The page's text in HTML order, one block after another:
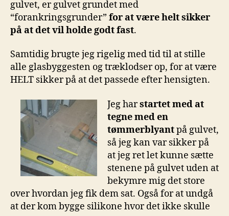
gulvet, er gulvet grundet med
“forankringsgrunder” for at være helt sikker
på at det vil holde godt fast.
Samtidig brugte jeg rigelig med tid til at stille
alle glasbyggesten og træklodser op, for at være
HELT sikker på at det passede efter hensigten.
Jeg harstartet med at
tegne med en
tømmerblyantpå gulvet,
så jeg kan var sikker på
at jeg ret let kunne sætte
stenene på gulvet uden at
bekymre mig det store
over hvordan jeg fik dem sat. Også for at undgå
at der kom bygge silikone hvor det ikke skulle